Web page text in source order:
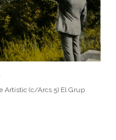
Artístic (c/Arcs 5) El Grup